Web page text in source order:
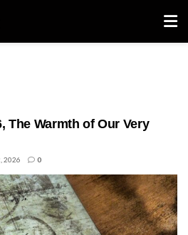
The Warmth of Our Very
2026 0